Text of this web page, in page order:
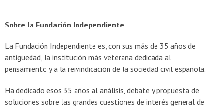
Sobre la Fundación Independiente
La Fundación Independiente es, con sus más de 35 años de
antigüedad, la institución más veterana dedicada al
pensamiento y a la reivindicación de la sociedad civil española.
Ha dedicado esos 35 años al análisis, debate y propuesta de
soluciones sobre las grandes cuestiones de interés general de